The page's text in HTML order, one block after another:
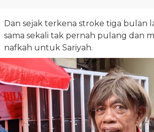
Dan sejak terkena stroke tiga bulan
sama sekali tak pernah pulang dan
nafkah untuk Sariyah.